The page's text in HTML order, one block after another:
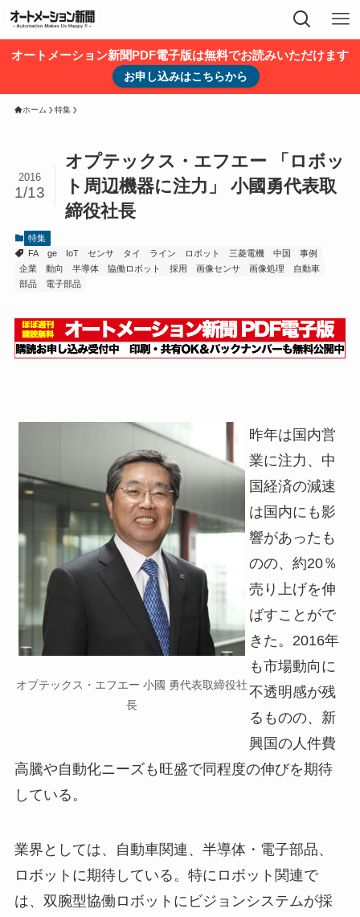
オートメーション新聞PDF電子版は無料でお読みいただけます
お申し込みはこちらから
ホーム 特集
オプテックス・エフエー 「ロボッ
ト周辺機器に注力」 小國勇代表取
締役社長
2016
1/13
特集
FA
ge IoT センサ タイ ライン ロボット 三菱電機 中国
事例
企業
動向 半導体 協働ロボット 採用 画像センサ 画像処理
自動車
部品
電子部品
オプテックス・エフエー 小國 勇代表取締役社
長
昨年は国内営
業に注力、中
国経済の減速
は国内にも影
響があったも
のの、約20％
売り上げを伸
ばすことがで
きた。2016年
も市場動向に
不透明感が残
るものの、新
興国の人件費
高騰や自動化ニーズも旺盛で同程度の伸びを期待
している。
業界としては、自動車関連、半導体・電子部品、
ロボットに期待している。特にロボット関連で
は、双腕型協働ロボットにビジョンシステムが採